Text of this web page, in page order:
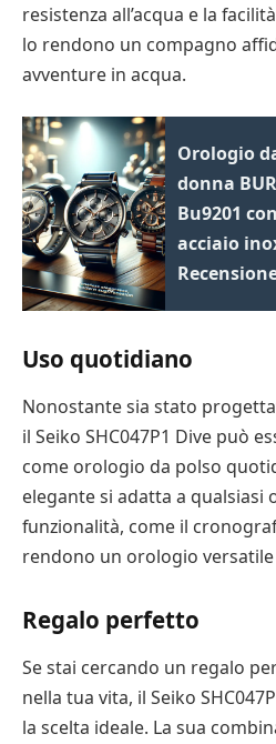
resistenza all’acqua e la
lo rendono un compagno
avventure in acqua.
Orologio
donna
Bu9201
acciaio
Uso quotidiano
Nonostante sia stato
il Seiko SHC047P1 Dive può
come orologio da polso
elegante si adatta a qualsiasi
funzionalità, come il
rendono un orologio
Regalo perfetto
Se stai cercando un regalo
nella tua vita, il Seiko
la scelta ideale. La sua